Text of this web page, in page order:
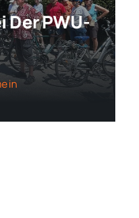
Der PWU-